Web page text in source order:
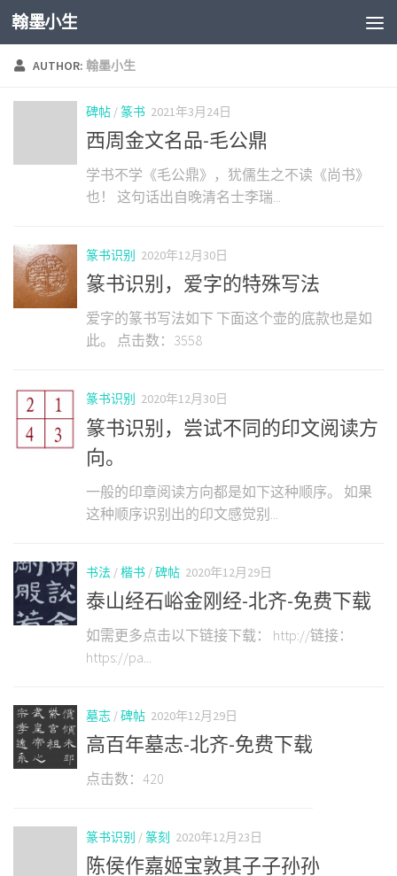
Skip to content
翰墨小生
AUTHOR: 翰墨小生
碑帖 / 篆书 2021年3月24日
西周金文名品-毛公鼎
学书不学《毛公鼎》，犹儒生之不读《尚书》
也！ 这句话出自晚清名士李瑞...
篆书识别 2020年12月30日
篆书识别，爱字的特殊写法
爱字的篆书写法如下 下面这个壶的底款也是如
此。 点击数：3558
篆书识别 2020年12月30日
篆书识别，尝试不同的印文阅读方
向。
一般的印章阅读方向都是如下这种顺序。 如果
这种顺序识别出的印文感觉别...
书法 /楷书 /碑帖 2020年12月29日
泰山经石峪金刚经-北齐-免费下载
如需更多点击以下链接下载： http://链接：
https://pa...
墓志 /碑帖 2020年12月29日
高百年墓志-北齐-免费下载
点击数：420
篆书识别 / 篆刻 2020年12月23日
陈侯作嘉姬宝敦其子子孙孙